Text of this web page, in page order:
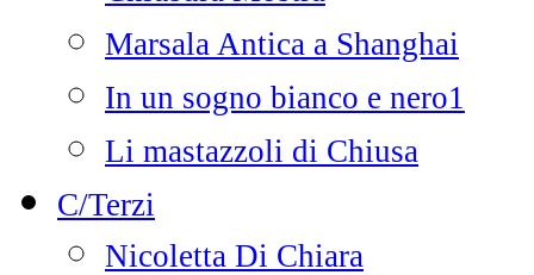
Marsala Antica a Shanghai
In un sogno bianco e nero1
Li mastazzoli di Chiusa
C/Terzi
Nicoletta Di Chiara